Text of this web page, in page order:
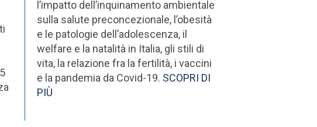
l’impatto dell’inquinamento ambientale
sulla salute preconcezionale, l’obesità
e le patologie dell’adolescenza, il
welfare e la natalità in Italia, gli stili di
vita, la relazione fra la fertilità, i vaccini
e la pandemia da Covid-19. SCOPRI DI
PIÙ